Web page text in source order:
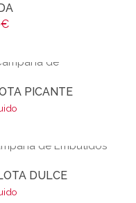
€
PICANTE
DULCE